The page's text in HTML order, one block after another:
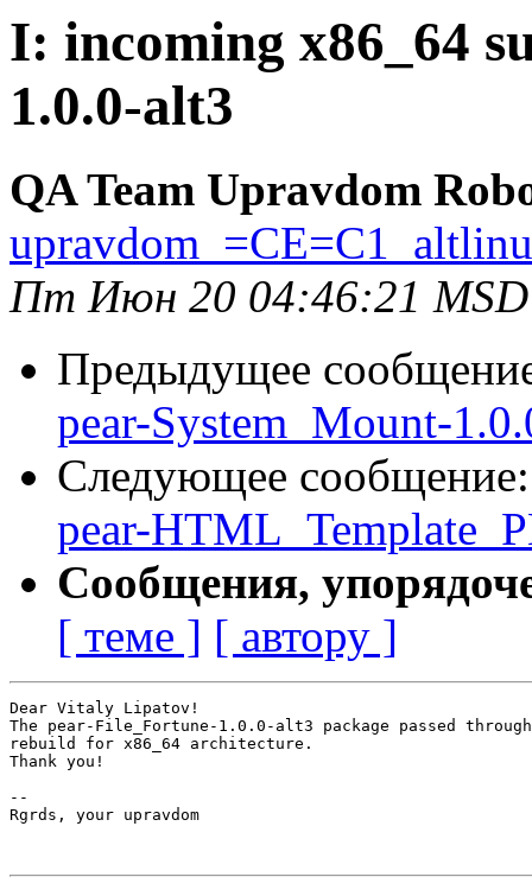
I: incoming x86_64
1.0.0-alt3
QA Team Upravdom
Пт Июн 20 04:46:21
Предыдущее
pear-System_Mount-
Следующее
pear-
Сообщения,
[ теме ] [ автору ]
Dear Vitaly Lipatov!
The pear-File_Fortune-1.0.0-alt3 package passed
rebuild for x86_64 architecture.
Thank you!
--
Rgrds, your upravdom